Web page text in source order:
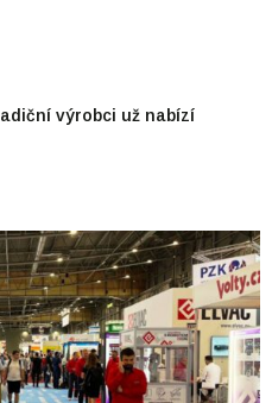
výrobci už nabízí